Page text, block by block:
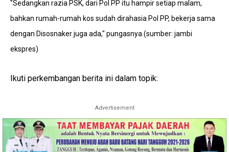
"Sedangkan razia PSK, dari Pol PP itu hampir setiap malam,
bahkan rumah-rumah kos sudah dirahasia Pol PP, bekerja sama
dengan Disosnaker juga ada," pungasnya.(sumber: jambi
ekspres)
Ikuti perkembangan berita ini dalam topik:
Advertisement